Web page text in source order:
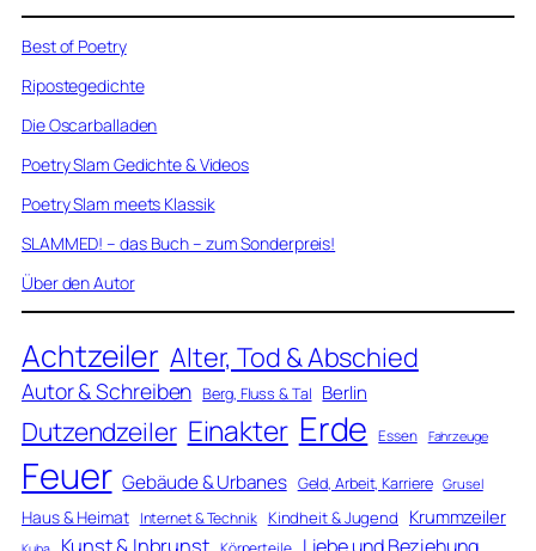
Best of Poetry
Ripostegedichte
Die Oscarballaden
Poetry Slam Gedichte & Videos
Poetry Slam meets Klassik
SLAMMED! – das Buch – zum Sonderpreis!
Über den Autor
Achtzeiler Alter, Tod & Abschied
Autor & Schreiben Berg, Fluss & Tal Berlin
Dutzendzeiler Einakter Erde Essen Fahrzeuge
Feuer Gebäude & Urbanes Geld, Arbeit, Karriere Grusel
Haus & Heimat Internet & Technik Kindheit & Jugend Krummzeiler